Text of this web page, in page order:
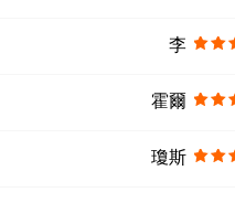
李
霍爾
瓊斯